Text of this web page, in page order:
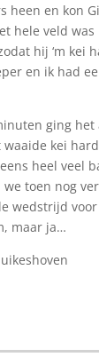
heen en kon
hele veld was
hij ‘m kei
en ik had
ging
waaide kei
heel veel
we toen nog
wedstrijd
maar ja…